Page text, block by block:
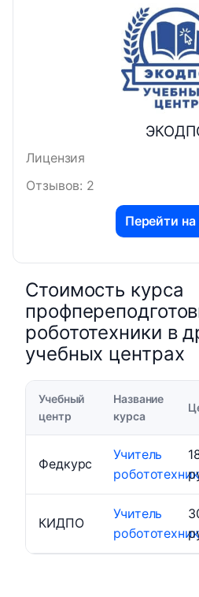
Лицензия
Отзывов: 2
Перейти на
Стоимость курса
робототехники в
учебных центрах
Учебный
центр
Название
курса
Федкурс
Учитель
КИДПО
Учитель